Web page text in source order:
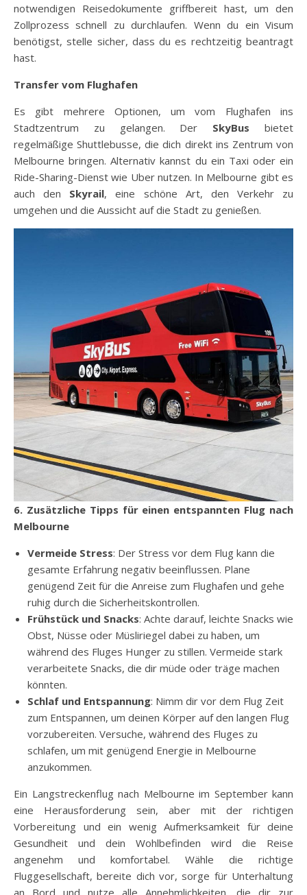
notwendigen Reisedokumente griffbereit hast, um den
Zollprozess schnell zu durchlaufen. Wenn du ein Visum
benötigst, stelle sicher, dass du es rechtzeitig beantragt
hast.
Transfer vom Flughafen
Es gibt mehrere Optionen, um vom Flughafen ins
Stadtzentrum zu gelangen. Der SkyBus bietet
regelmäßige Shuttlebusse, die dich direkt ins Zentrum von
Melbourne bringen. Alternativ kannst du ein Taxi oder ein
Ride-Sharing-Dienst wie Uber nutzen. In Melbourne gibt es
auch den Skyrail, eine schöne Art, den Verkehr zu
umgehen und die Aussicht auf die Stadt zu genießen.
6. Zusätzliche Tipps für einen entspannten Flug nach
Melbourne
Vermeide Stress: Der Stress vor dem Flug kann die
gesamte Erfahrung negativ beeinflussen. Plane
genügend Zeit für die Anreise zum Flughafen und gehe
ruhig durch die Sicherheitskontrollen.
Frühstück und Snacks: Achte darauf, leichte Snacks wie
Obst, Nüsse oder Müsliriegel dabei zu haben, um
während des Fluges Hunger zu stillen. Vermeide stark
verarbeitete Snacks, die dir müde oder träge machen
könnten.
Schlaf und Entspannung: Nimm dir vor dem Flug Zeit
zum Entspannen, um deinen Körper auf den langen Flug
vorzubereiten. Versuche, während des Fluges zu
schlafen, um mit genügend Energie in Melbourne
anzukommen.
Ein Langstreckenflug nach Melbourne im September kann
eine Herausforderung sein, aber mit der richtigen
Vorbereitung und ein wenig Aufmerksamkeit für deine
Gesundheit und dein Wohlbefinden wird die Reise
angenehm und komfortabel. Wähle die richtige
Fluggesellschaft, bereite dich vor, sorge für Unterhaltung
an Bord und nutze alle Annehmlichkeiten, die dir zur